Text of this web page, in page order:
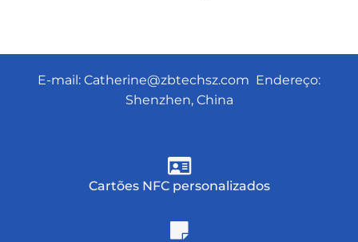
E-mail: Catherine@zbtechsz.com Endereço:
Shenzhen, China
Cartões NFC personalizados